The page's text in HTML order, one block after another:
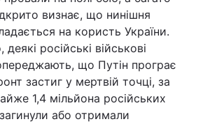
визнає, що нинішня
на користь України.
російські військові
що Путін програє
застиг у мертвій точці, за
1,4 мільйона російських
або отримали